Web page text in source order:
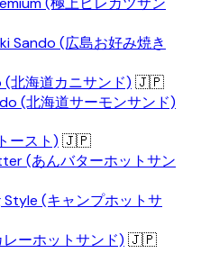
Sando (広島お好み焼き
北海道カニサンド) 🇯🇵
(北海道サーモンサンド)
ースト) 🇯🇵
(あんバターホットサン
(キャンプホットサ
ーホットサンド) 🇯🇵